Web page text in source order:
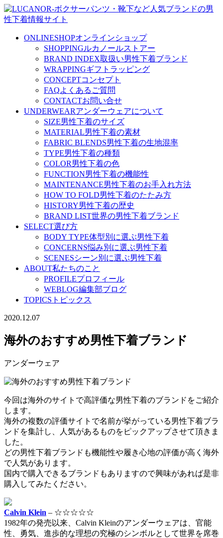
ONLINESHOPオンラインショップ
SHOPPINGルカノールストアー
BRAND INDEX取扱い男性下着ブランド
WRAPPINGギフトラッピング
CONCEPTコンセプト
FAQよくあるご質問
CONTACTお問い合せ
UNDERWEARアンダーウェアについて
SIZE男性下着のサイズ
MATERIAL男性下着の素材
FABRIC BLENDS男性下着の生地混率
TYPE男性下着の種類
COLOR男性下着の色
FUNCTION男性下着の機能性
MAINTENANCE男性下着のお手入れ方法
HOW TO FOLD男性下着のたたみ方
HISTORY男性下着の歴史
BRAND LIST世界の男性下着ブランド
SELECT選び方
BODY TYPE体型別に選ぶ男性下着
CONCERNS悩み別に選ぶ男性下着
SCENESシーン別に選ぶ男性下着
ABOUT私たちのこと
PROFILEプロフィール
WEBLOG編集部ブログ
TOPICS トピックス
2020.12.07
海外のおすすめ男性下着ブランド
アンダーウェア
今回は海外のサイトで高評価な男性下着のブランドをご紹介
します。
海外の複数の評価サイトで名前が挙がっている男性下着ブラ
ンドを集計し、人気があるものをピックアップさせて頂きま
した。
どの男性下着ブランドも機能性や履き心地の評価が高く海外
で人気があります。
国内で購入できるブランドもありますので興味があれば是非
購入してみたください。
Calvin Klein – ☆☆☆☆☆
1982年の発売以来、Calvin Kleinのアンダーウェアは、官能
性、勇気、進歩的な理想の究極のシンボルとして世界を席巻